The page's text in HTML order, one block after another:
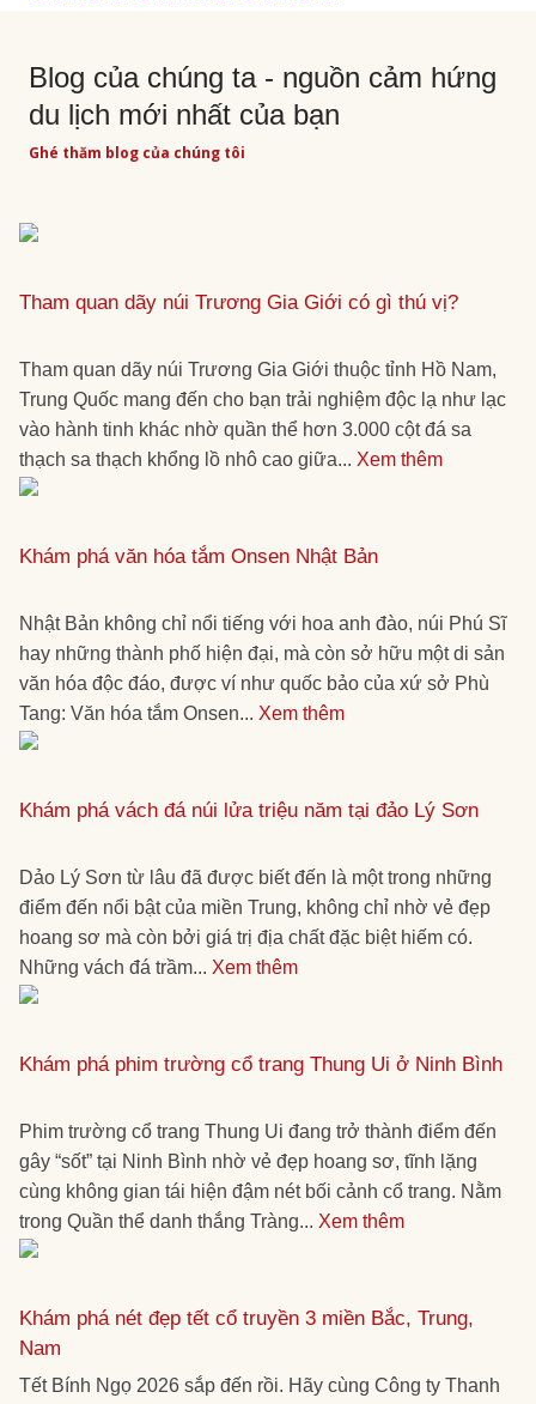
Blog của chúng ta - nguồn cảm hứng
du lịch mới nhất của bạn
Ghé thăm blog của chúng tôi
Tham quan dãy núi Trương Gia Giới có gì thú vị?
Tham quan dãy núi Trương Gia Giới thuộc tỉnh Hồ Nam,
Trung Quốc mang đến cho bạn trải nghiệm độc lạ như lạc
vào hành tinh khác nhờ quần thể hơn 3.000 cột đá sa
thạch sa thạch khổng lồ nhô cao giữa... Xem thêm
Khám phá văn hóa tắm Onsen Nhật Bản
Nhật Bản không chỉ nổi tiếng với hoa anh đào, núi Phú Sĩ
hay những thành phố hiện đại, mà còn sở hữu một di sản
văn hóa độc đáo, được ví như quốc bảo của xứ sở Phù
Tang: Văn hóa tắm Onsen... Xem thêm
Khám phá vách đá núi lửa triệu năm tại đảo Lý Sơn
Dảo Lý Sơn từ lâu đã được biết đến là một trong những
điểm đến nổi bật của miền Trung, không chỉ nhờ vẻ đẹp
hoang sơ mà còn bởi giá trị địa chất đặc biệt hiếm có.
Những vách đá trầm... Xem thêm
Khám phá phim trường cổ trang Thung Ui ở Ninh Bình
Phim trường cổ trang Thung Ui đang trở thành điểm đến
gây “sốt” tại Ninh Bình nhờ vẻ đẹp hoang sơ, tĩnh lặng
cùng không gian tái hiện đậm nét bối cảnh cổ trang. Nằm
trong Quần thể danh thắng Tràng... Xem thêm
Khám phá nét đẹp tết cổ truyền 3 miền Bắc, Trung,
Nam
Tết Bính Ngọ 2026 sắp đến rồi. Hãy cùng Công ty Thanh